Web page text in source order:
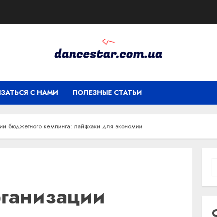
С НАМИ ПОЛЕЗНЫЕ СТАТЬИ
бюджетного кемпинга: лайфхаки для экономии